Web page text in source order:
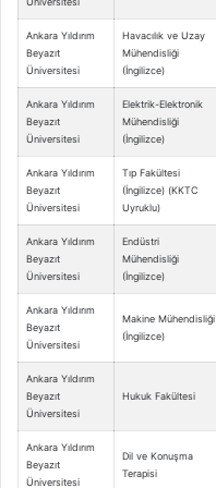
Ankara Yıldırım
Beyazıt
Üniversitesi
Havacılık ve Uzay
Mühendisliği
(İngilizce)
Ankara Yıldırım
Beyazıt
Üniversitesi
Elektrik-Elektronik
Mühendisliği
(İngilizce)
Ankara Yıldırım
Beyazıt
Üniversitesi
Tıp Fakültesi
(İngilizce) (KKTC
Uyruklu)
Ankara Yıldırım
Beyazıt
Üniversitesi
Endüstri
Mühendisliği
(İngilizce)
Ankara Yıldırım
Beyazıt
Üniversitesi
Makine Mühendisliği
(İngilizce)
Ankara Yıldırım
Beyazıt
Üniversitesi
Hukuk Fakültesi
Ankara Yıldırım
Beyazıt
Üniversitesi
Dil ve Konuşma
Terapisi